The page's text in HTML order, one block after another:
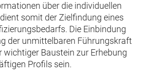
über die individuellen
somit der Zielfindung eines
Die Einbindung
der unmittelbaren Führungskraft
wichtiger Baustein zur Erhebung
Profils sein.